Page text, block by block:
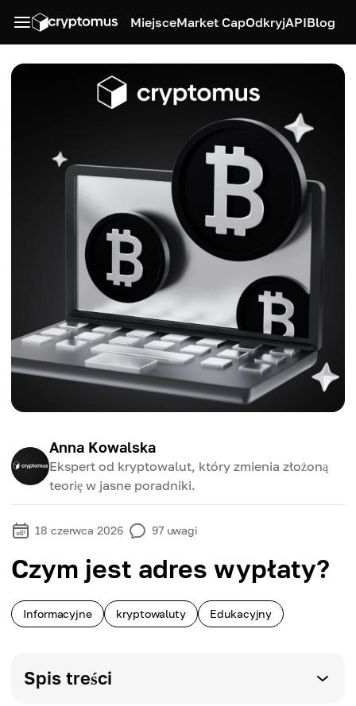
MiejsceMarket CapOdkryjAPIBlog
Anna Kowalska
Ekspert od kryptowalut, który zmienia złożoną
teorię w jasne poradniki.
18 czerwca 2026 97 uwagi
Czym jest adres wypłaty?
Informacyjne kryptowaluty Edukacyjny
Spis treści